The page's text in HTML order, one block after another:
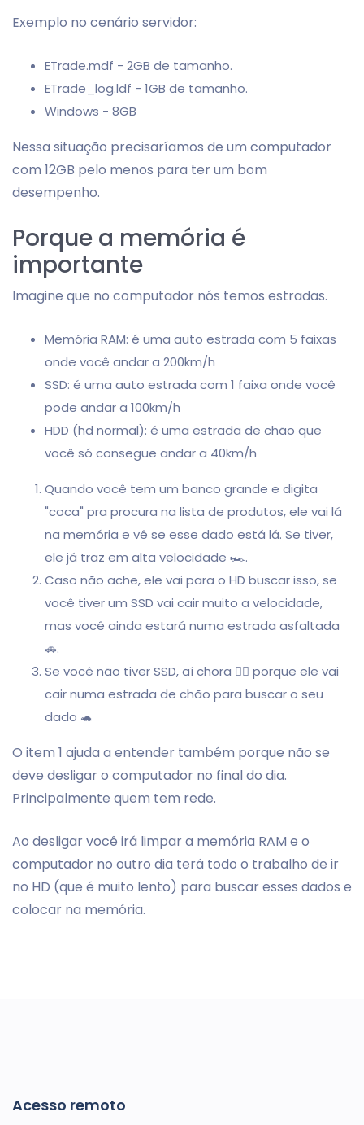
Exemplo no cenário servidor:
ETrade.mdf - 2GB de tamanho.
ETrade_log.ldf - 1GB de tamanho.
Windows - 8GB
Nessa situação precisaríamos de um computador
com 12GB pelo menos para ter um bom
desempenho.
Porque a memória é
importante
Imagine que no computador nós temos estradas.
Memória RAM: é uma auto estrada com 5 faixas
onde você andar a 200km/h
SSD: é uma auto estrada com 1 faixa onde você
pode andar a 100km/h
HDD (hd normal): é uma estrada de chão que
você só consegue andar a 40km/h
Quando você tem um banco grande e digita
"coca" pra procura na lista de produtos, ele vai lá
na memória e vê se esse dado está lá. Se tiver,
ele já traz em alta velocidade 🏎.
Caso não ache, ele vai para o HD buscar isso, se
você tiver um SSD vai cair muito a velocidade,
mas você ainda estará numa estrada asfaltada
🚗.
Se você não tiver SSD, aí chora 🤦‍♂️ porque ele vai
cair numa estrada de chão para buscar o seu
dado 🐢
O item 1 ajuda a entender também porque não se
deve desligar o computador no final do dia.
Principalmente quem tem rede.
Ao desligar você irá limpar a memória RAM e o
computador no outro dia terá todo o trabalho de ir
no HD (que é muito lento) para buscar esses dados e
colocar na memória.
Acesso remoto